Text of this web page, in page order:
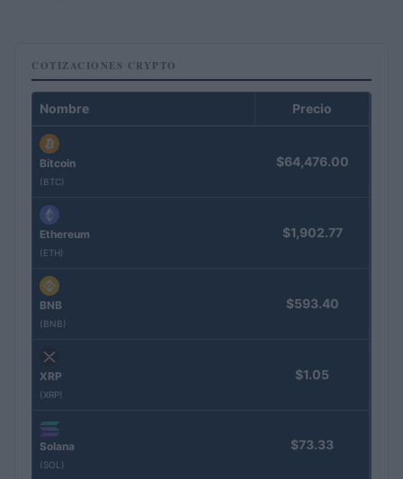
COTIZACIONES CRYPTO
Nombre Precio
Bitcoin
(BTC)
$64,476.00
Ethereum
(ETH)
$1,902.77
BNB
(BNB)
$593.40
XRP
(XRP)
$1.05
Solana
(SOL)
$73.33